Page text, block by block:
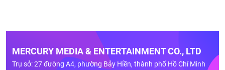
MERCURY MEDIA & ENTERTAINMENT CO., LTD
Trụ sở: 27 đường A4, phường Bảy Hiền, thành phố Hồ Chí Minh